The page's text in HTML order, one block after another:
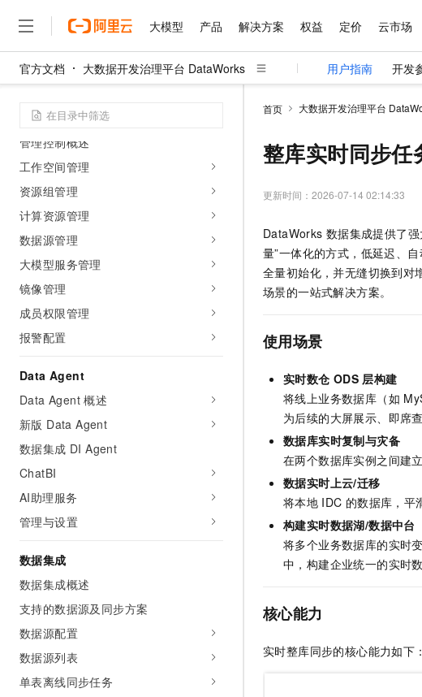
大模型 产品 解决方案 权益 定价 云市场
官方文档 大数据开发治理平台 DataWorks 用户指南 开发
客户案例
基本概念
产品生态
管理控制
管理控制概述
工作空间管理
资源组管理
计算资源管理
数据源管理
大模型服务管理
镜像管理
成员权限管理
报警配置
Data Agent
Data Agent 概述
新版 Data Agent
数据集成 DI Agent
ChatBI
AI助理服务
管理与设置
数据集成
数据集成概述
支持的数据源及同步方案
数据源配置
数据源列表
单表离线同步任务
首页 大数据开发治理平台
整库实时同步任
更新时间： 2026-07-14 02:14:33
DataWorks 数据集成提供了
量”一体化的方式，低延迟、
全量初始化，并无缝切换到对
场景的一站式解决方案。
使用场景
实时数仓 ODS 层构建
将线上业务数据库（如
为后续的大屏展示、即席
数据库实时复制与灾备
在两个数据库实例之间建
数据实时上云/迁移
将本地 IDC 的数据库，平
构建实时数据湖/数据中台
将多个业务数据库的实时
中，构建企业统一的实时数
核心能力
实时整库同步的核心能力如下：
大模型
千问AI平台
Qwen3.8-Max HOT
智能体时代全能旗舰模型
Qwen3.7-Plus
Qwen3-VL-Plus
大模型服务
千问AI平台-Token Plan NEW
千问AI平台-模型体验
在线体验全尺寸、多种模态的模型效果
Happy 系列大模型
大模型解决方案
产品
精选产品
人工智能与机器学习
计算
容器
存储
网络与CDN
安全
数据库
大数据计算
媒体服务
域名与网站
终端用户计算
开发工具
精选产品
大模型服务与应用平台
多元化、高性能、安全可靠的大模型服务
无影云电脑
随时随地安全接入的云上超级电脑
云解析DNS
面向分析的企业级SaaS模式云数据仓库
解决方案
精选解决方案
AI
互联网应用开发
大数据
现代化应用
安全
网络
可观测
上云与迁云
企业出海
精选解决方案
企业级Agent产品，直接交付可用成果
HappyHorse 打造一站式影视创作平台
可视化编排打通从文字构思到成片全链路闭环
快速拥有专属 OpenClaw
权益 普惠上云
云服务器38元/年起，超值低价云产品抢
推荐新用户得奖励，单订单最高返9万
云工开物
高校专属算力普惠，学生认证享300元代
免费试用
最高领取价值200元试用点，立即开启云
AI 产品 免费试用
1亿+ 大模型 tokens 和 30+ 款产品免费
140+云产品 免费试用
产品新客免费试用，最长12个月
大模型ACA认证体验
助力企业全员 AI 认知与能力提升
定价 产品定价
了解云产品的定价详情
云上成本管理
管理和优化成本
云市场 精选商城
多端小程序
观测云
Tuya 物联网平台阿里云版
蓝凌 OA
Tableau 订阅
AI空中课堂在线直播课堂（旗舰版）
生态解决方案
行业生态解决方案
开发者生态解决方案
AI 开发和 AI 应用解决方案
伙伴 成为销售伙伴
咨询伙伴
销售伙伴合作计划
无影生态合作计划
Salesforce On Alibaba Cloud
Consulting Partner 合作计划
服务 售前咨询
售后服务
自助服务
在线服务
工单服务
短信专区
了解阿里云 为什么选择阿里云
技术领先
分析师报告
研究报告与白皮书
AI 算法大赛
云开发大赛
入门学习赛